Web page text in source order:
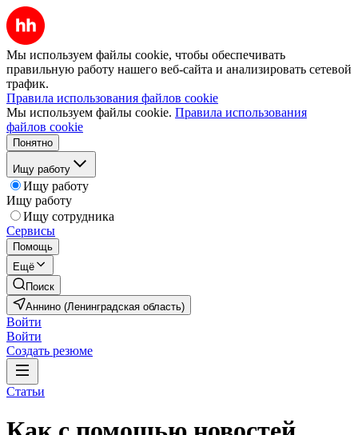
Мы используем файлы cookie, чтобы обеспечивать
правильную работу нашего веб-сайта и анализировать сетевой
трафик.
Правила использования файлов cookie
Мы используем файлы cookie. Правила использования
файлов cookie
Понятно
Ищу работу
Ищу работу
Ищу работу
Ищу сотрудника
Сервисы
Помощь
Ещё
Поиск
Аннино (Ленинградская область)
Войти
Войти
Создать резюме
Статьи